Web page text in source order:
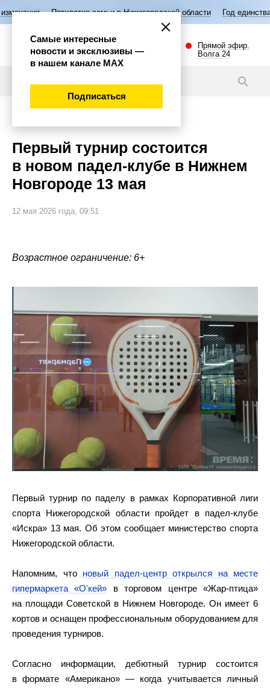
семьи в Нижегородской области Год единства народов России
Прямой эфир.
Волга 24
Первый турнир состоится
в новом падел-клубе в Нижнем
Новгороде 13 мая
12 мая 2026 года, 09:51
Возрастное ограничение: 6+
Первый турнир по паделу в рамках Корпоративной лиги
спорта Нижегородской области пройдет в падел-клубе
«Искра» 13 мая. Об этом сообщает министерство спорта
Нижегородской области.
Напомним, что новый падел-центр открылся на месте
гипермаркета «О'кей» в торговом центре «Жар-птица»
на площади Советской в Нижнем Новгороде. Он имеет 6
кортов и оснащен профессиональным оборудованием для
проведения турниров.
Согласно информации, дебютный турнир состоится
в формате «Американо» — когда учитывается личный
Самые интересные
новости и эксклюзивы —
в нашем канале МАХ
Подписаться